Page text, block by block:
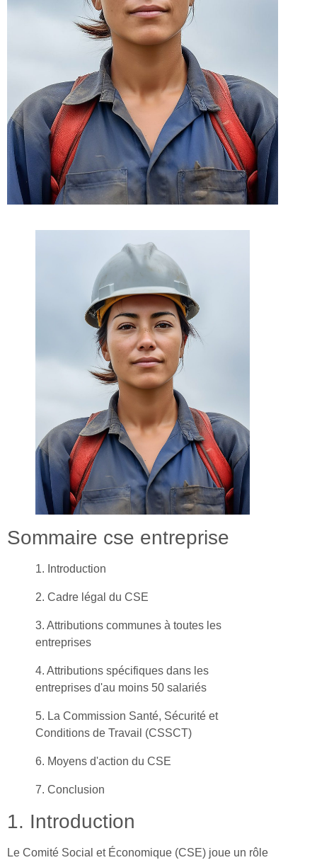
Sommaire cse entreprise
1. Introduction
2. Cadre légal du CSE
3. Attributions communes à toutes les
entreprises
4. Attributions spécifiques dans les
entreprises d'au moins 50 salariés
5. La Commission Santé, Sécurité et
Conditions de Travail (CSSCT)
6. Moyens d'action du CSE
7. Conclusion
1. Introduction
Le Comité Social et Économique (CSE) joue un rôle